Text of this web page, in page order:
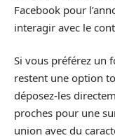
Facebook pour
interagir avec le
Si vous préférez un
restent une option
déposez-les
proches pour une
union avec du